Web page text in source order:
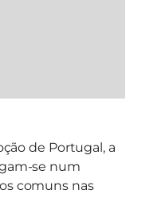
de Portugal, a
se num
comuns nas